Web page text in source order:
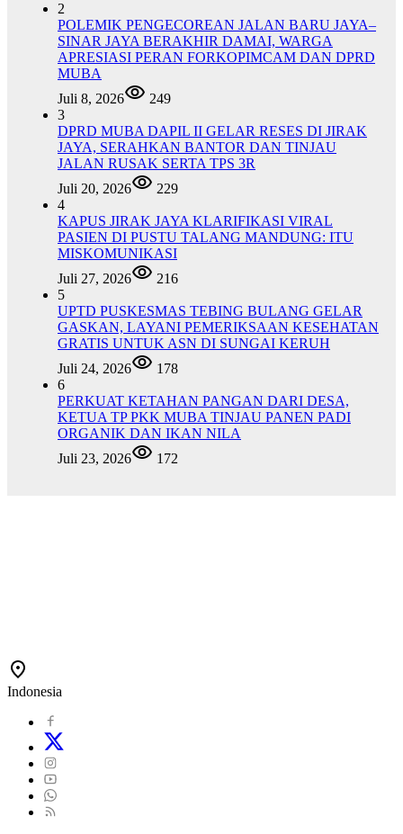
2
POLEMIK PENGECOREAN JALAN BARU JAYA–
SINAR JAYA BERAKHIR DAMAI, WARGA
APRESIASI PERAN FORKOPIMCAM DAN DPRD
MUBA
Juli 8, 2026
249
3
DPRD MUBA DAPIL II GELAR RESES DI JIRAK
JAYA, SERAHKAN BANTOR DAN TINJAU
JALAN RUSAK SERTA TPS 3R
Juli 20, 2026
229
4
KAPUS JIRAK JAYA KLARIFIKASI VIRAL
PASIEN DI PUSTU TALANG MANDUNG: ITU
MISKOMUNIKASI
Juli 27, 2026
216
5
UPTD PUSKESMAS TEBING BULANG GELAR
GASKAN, LAYANI PEMERIKSAAN KESEHATAN
GRATIS UNTUK ASN DI SUNGAI KERUH
Juli 24, 2026
178
6
PERKUAT KETAHAN PANGAN DARI DESA,
KETUA TP PKK MUBA TINJAU PANEN PADI
ORGANIK DAN IKAN NILA
Juli 23, 2026
172
Indonesia